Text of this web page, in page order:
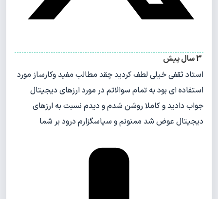
استاد ثقفی خیلی لطف کردید چقد مطالب مفید وکارساز مورد
استفاده ای بود به تمام سوالاتم در مورد ارزهای دیجیتال
جواب دادید و کاملا روشن شدم و دیدم نسبت به ارزهای
دیجیتال عوض شد ممنونم و سپاسگزارم درود بر شما